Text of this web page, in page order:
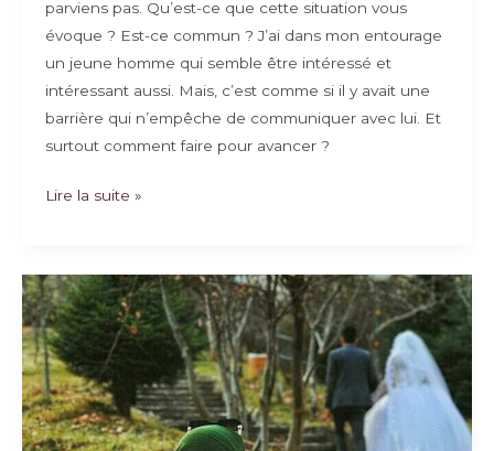
parviens pas. Qu’est-ce que cette situation vous
évoque ? Est-ce commun ? J’ai dans mon entourage
un jeune homme qui semble être intéressé et
intéressant aussi. Mais, c’est comme si il y avait une
barrière qui n’empêche de communiquer avec lui. Et
surtout comment faire pour avancer ?
« J’ai
face
au
mariage »
Lire la suite »